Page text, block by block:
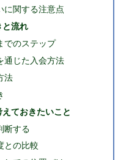
に関する注意点
と流れ
でのステップ
通じた入会方法
法
ておきたいこと
断する
との比較